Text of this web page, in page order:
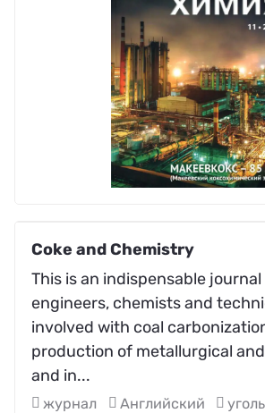
Coke and Chemistry
This is an indispensable
engineers, chemists and
involved with coal
production of metallurgical
and in...
журнал Английский уголь